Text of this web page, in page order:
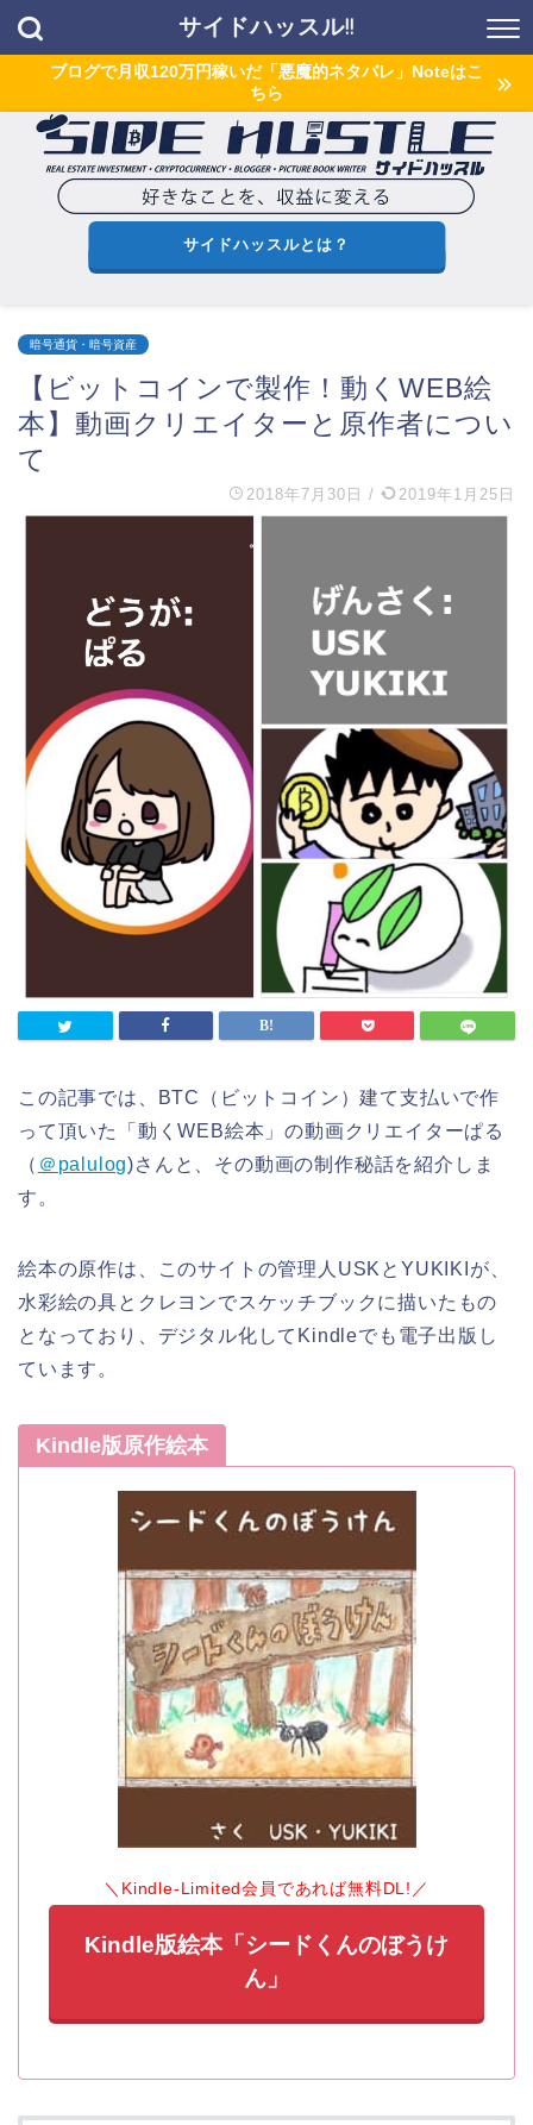
サイドハッスル!!
ブログで月収120万円稼いだ「悪魔的ネタバレ」Noteはこ
ちら
サイドハッスルとは？
暗号通貨・暗号資産
【ビットコインで製作！動くWEB絵
本】動画クリエイターと原作者につい
て
2018年7月30日 / 2019年1月25日
この記事では、BTC（ビットコイン）建て支払いで作
って頂いた「動くWEB絵本」の動画クリエイターぱる
（ ＠ palulog)さんと、その動画の制作秘話を紹介しま
す。
絵本の原作は、このサイトの管理人USKとYUKIKIが、
水彩絵の具とクレヨンでスケッチブックに描いたもの
となっており、デジタル化してKindleでも電子出版し
ています。
Kindle版原作絵本
＼Kindle-Limited会員であれば無料DL!／
Kindle版絵本「シードくんのぼうけ
ん」